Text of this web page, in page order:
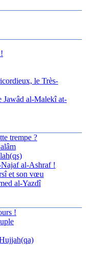
le Très-
Jawâd al-Malekî at-
trempe ?
Najaf al-Ashraf !
et son vœu
al-Yazdî
!